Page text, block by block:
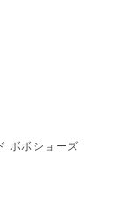
ボボショーズ